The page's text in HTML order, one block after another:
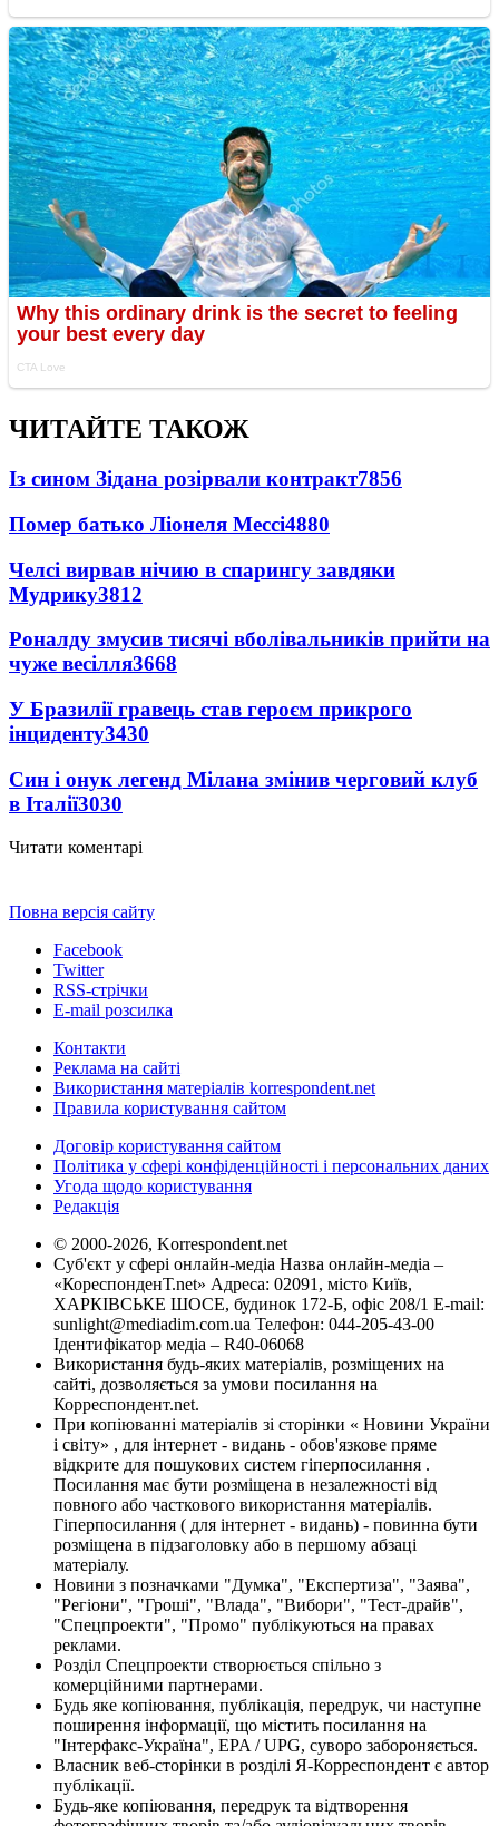
ЧИТАЙТЕ ТАКОЖ
Із сином Зідана розірвали контракт7856
Помер батько Ліонеля Мессі4880
Челсі вирвав нічию в спарингу завдяки
Мудрику3812
Роналду змусив тисячі вболівальників прийти на
чуже весілля3668
У Бразилії гравець став героєм прикрого
інциденту3430
Син і онук легенд Мілана змінив черговий клуб
в Італії3030
Читати коментарі
Повна версія сайту
Facebook
Twitter
RSS-стрічки
E-mail розсилка
Контакти
Реклама на сайті
Використання матеріалів korrespondent.net
Правила користування сайтом
Договір користування сайтом
Політика у сфері конфіденційності і персональних даних
Угода щодо користування
Редакція
© 2000-2026, Korrespondent.net
Суб'єкт у сфері онлайн-медіа Назва онлайн-медіа –
«КореспонденТ.net» Адреса: 02091, місто Київ,
ХАРКІВСЬКЕ ШОСЕ, будинок 172-Б, офіс 208/1 E-mail:
sunlight@mediadim.com.ua Телефон: 044-205-43-00
Ідентифікатор медіа – R40-06068
Використання будь-яких матеріалів, розміщених на
сайті, дозволяється за умови посилання на
Корреспондент.net.
При копіюванні матеріалів зі сторінки « Новини України
і світу» , для інтернет - видань - обов'язкове пряме
відкрите для пошукових систем гіперпосилання .
Посилання має бути розміщена в незалежності від
повного або часткового використання матеріалів.
Гіперпосилання ( для інтернет - видань) - повинна бути
розміщена в підзаголовку або в першому абзаці
матеріалу.
Новини з позначками "Думка", "Експертиза", "Заява",
"Регіони", "Гроші", "Влада", "Вибори", "Тест-драйв",
"Спецпроекти", "Промо" публікуються на правах
реклами.
Розділ Спецпроекти створюється спільно з
комерційними партнерами.
Будь яке копіювання, публікація, передрук, чи наступне
поширення інформації, що містить посилання на
"Інтерфакс-Україна", EPA / UPG, суворо забороняється.
Власник веб-сторінки в розділі Я-Корреспондент є автор
публікації.
Будь-яке копіювання, передрук та відтворення